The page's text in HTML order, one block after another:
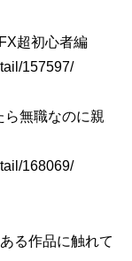
超初心者編
157597/
ら無職なのに親
168069/
る作品に触れて